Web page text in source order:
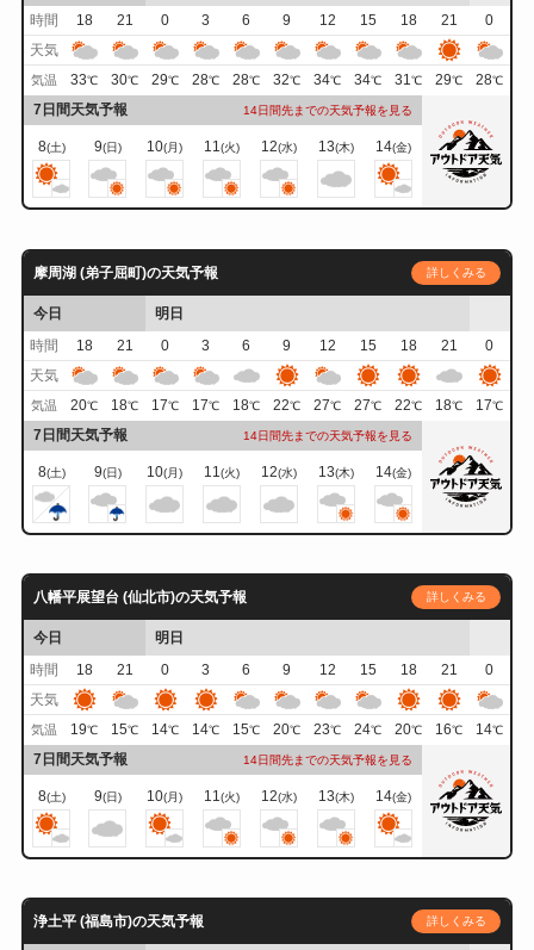
時間
18 21 0 3 6 9 12 15 18 21
0
天気
気温 33℃ 30℃ 29℃ 28℃ 28℃ 32℃ 34℃ 34℃ 31℃ 29℃ 28℃
7日間天気予報 14日間先までの天気予報を見る
8(土) 9(日) 10(月) 11(火) 12(水) 13(木) 14(金)
摩周湖 (弟子屈町)の天気予報 詳しくみる
今日
明日
時間
18 21 0 3 6 9 12 15 18 21
0
天気
気温 20℃ 18℃ 17℃ 17℃ 18℃ 22℃ 27℃ 27℃ 22℃ 18℃ 17℃
7日間天気予報 14日間先までの天気予報を見る
8(土) 9(日) 10(月) 11 (火) 12(水) 13(木) 14(金)
八幡平展望台 (仙北市)の天気予報 詳しくみる
今日
明日
時間
18 21 0 3 6 9 12 15 18 21
0
天気
気温 19℃ 15℃ 14℃ 14℃ 15℃ 20℃ 23℃ 24℃ 20℃ 16℃ 14℃
7日間天気予報 14日間先までの天気予報を見る
8(土) 9(日) 10(月) 11(火) 12(水) 13(木) 14(金)
浄土平 (福島市)の天気予報 詳しくみる